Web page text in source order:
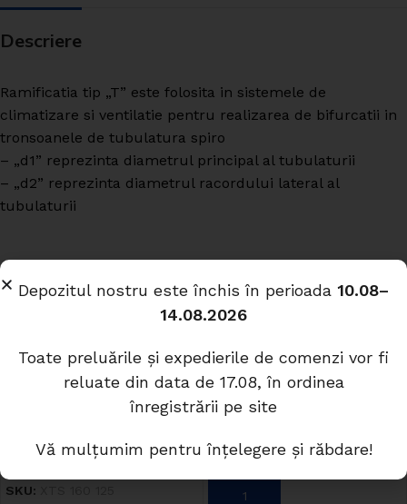
Descriere
Ramificatia tip „T” este folosita in sistemele de
climatizare si ventilatie pentru realizarea de bifurcatii in
tronsoanele de tubulatura spiro
– „d1” reprezinta diametrul principal al tubulaturii
– „d2” reprezinta diametrul racordului lateral al
tubulaturii
Produse similare
Piesa T 160 125
In stock
ADAUGĂ ÎN COȘ
SKU:
Piesa T 355 315
ADAUGĂ ÎN COȘ
Depozitul nostru este închis în perioada 10.08–
14.08.2026
Toate preluările și expedierile de comenzi vor fi
reluate din data de 17.08, în ordinea
înregistrării pe site
Vă mulțumim pentru înțelegere și răbdare!